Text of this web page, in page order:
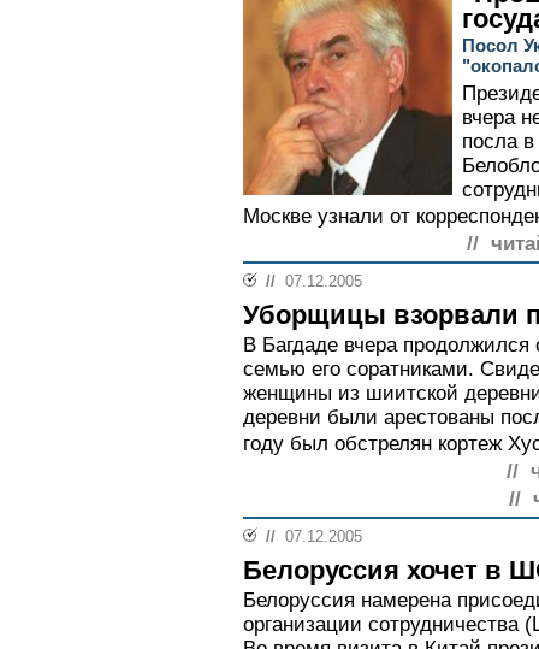
Посол
вчера
посла
Москве узнали от
//
// 07.12.2005
Уборщицы взорвали
В Багдаде вчера
семью его соратниками.
женщины из шиитской
деревни были арестованы
году был обстрелян кортеж
//
//
// 07.12.2005
Белоруссия хочет в
Белоруссия намерена
организации